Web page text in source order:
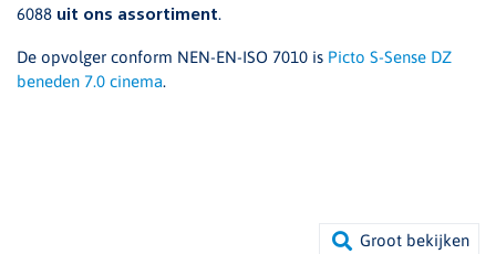
6088 uit ons assortiment.
De opvolger conform NEN-EN-ISO 7010 is Picto S-Sense DZ
beneden 7.0 cinema.